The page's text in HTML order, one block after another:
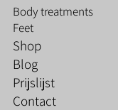
Body treatments
Feet
Shop
Blog
Prijslijst
Contact